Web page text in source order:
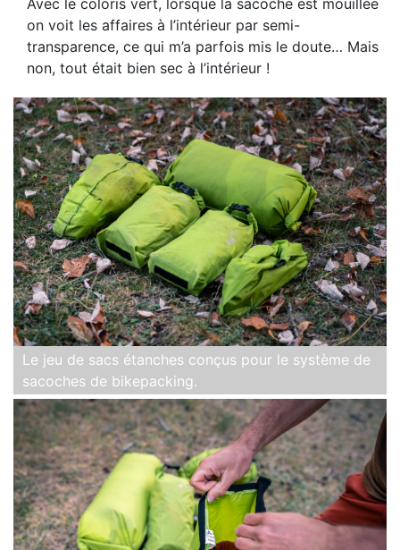
on voit les affaires à l’intérieur par semi-
transparence, ce qui m’a parfois mis le doute… Mais
non, tout était bien sec à l’intérieur !
Le jeu de sacs étanches conçus pour le système de
sacoches de bikepacking.